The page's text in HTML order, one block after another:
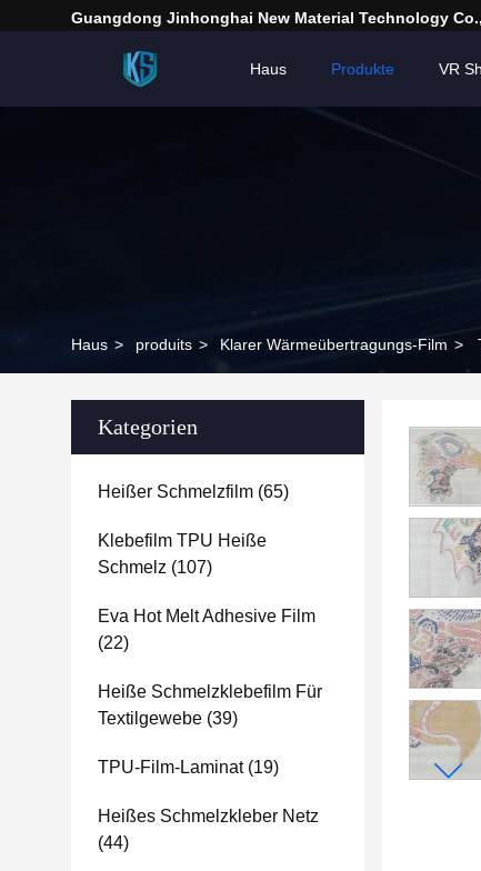
Guangdong Jinhonghai New Material Technology
Haus Produkte VR
Haus > produits > Klarer Wärmeübertragungs-Film >
Kategorien
Heißer Schmelzfilm (65)
Klebefilm TPU Heiße
Schmelz (107)
Eva Hot Melt Adhesive Film
(22)
Heiße Schmelzklebefilm Für
Textilgewebe (39)
TPU-Film-Laminat(19)
Heißes Schmelzkleber Netz
(44)